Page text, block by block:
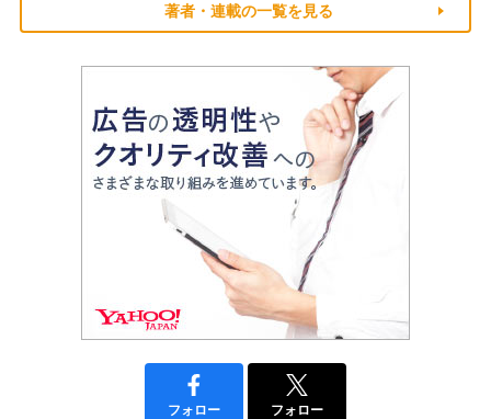
著者・連載の一覧を見る
フォロー フォロー